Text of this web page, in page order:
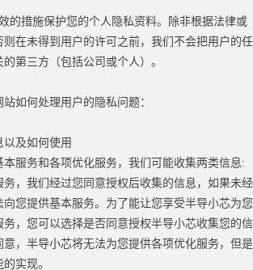
的措施保护您的个人隐私资料。除非根据法律或
在未得到用户的许可之前，我们不会把用户的任
第三方（包括公司或个人）。
站如何处理用户的隐私问题：
及如何使用
服务和各项优化服务，我们可能收集两类信息:
务，我们经过您同意授权后收集的信息，如果未经
您提供基本服务。为了能让您享受半导小芯为您
，您可以选择是否同意授权半导小芯收集您的信
意，半导小芯将无法为您提供各项优化服务，但是
实现。